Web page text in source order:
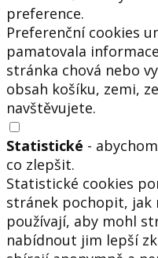
preference.
Preferenční cookies
pamatovala
stránka chová nebo
obsah košíku, zemi,
navštěvujete.
Statistické -
co zlepšit.
Statistické cookies
stránek pochopit, jak
používají, aby mohl
nabídnout jim lepší